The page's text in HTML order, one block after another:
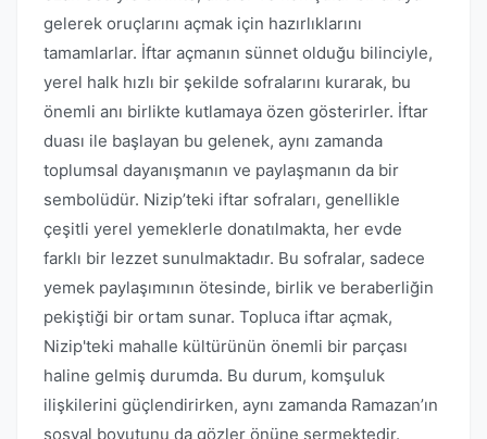
gelerek oruçlarını açmak için hazırlıklarını
tamamlarlar. İftar açmanın sünnet olduğu bilinciyle,
yerel halk hızlı bir şekilde sofralarını kurarak, bu
önemli anı birlikte kutlamaya özen gösterirler. İftar
duası ile başlayan bu gelenek, aynı zamanda
toplumsal dayanışmanın ve paylaşmanın da bir
sembolüdür. Nizip’teki iftar sofraları, genellikle
çeşitli yerel yemeklerle donatılmakta, her evde
farklı bir lezzet sunulmaktadır. Bu sofralar, sadece
yemek paylaşımının ötesinde, birlik ve beraberliğin
pekiştiği bir ortam sunar. Topluca iftar açmak,
Nizip'teki mahalle kültürünün önemli bir parçası
haline gelmiş durumda. Bu durum, komşuluk
ilişkilerini güçlendirirken, aynı zamanda Ramazan’ın
sosyal boyutunu da gözler önüne sermektedir.